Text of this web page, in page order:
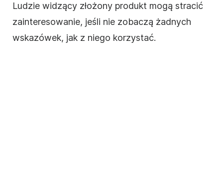
Ludzie widzący złożony produkt mogą stracić
zainteresowanie, jeśli nie zobaczą żadnych
wskazówek, jak z niego korzystać.